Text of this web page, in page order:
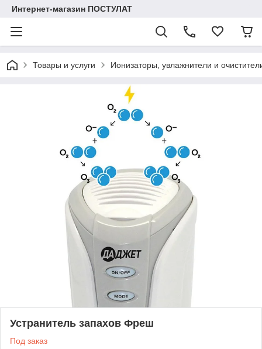
Интернет-магазин ПОСТУЛАТ
Товары и услуги Ионизаторы, увлажнители и
Устранитель запахов Фреш
Под заказ